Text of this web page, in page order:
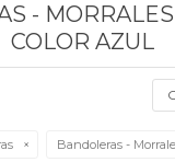
-
COLOR AZUL
Bandoleras -